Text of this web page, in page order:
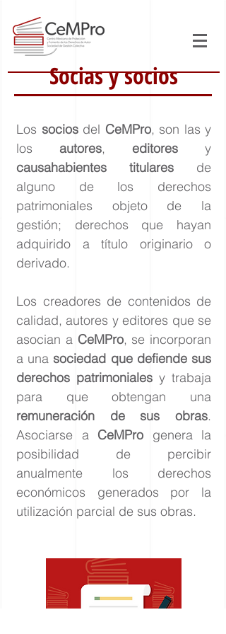
Socias y socios
Los sociosdel CeMPro, son las y
los autores, editores y
causahabientes titulares de
alguno de los derechos
patrimoniales objeto de la
gestión; derechos que hayan
adquirido a título originario o
derivado.
Los creadores de contenidos de
calidad, autores y editores que se
asocian a CeMPro, se incorporan
a una sociedad que defiende sus
derechos patrimoniales y trabaja
para que obtengan una
remuneración de sus obras.
Asociarse a CeMPro genera la
posibilidad de percibir
anualmente los derechos
económicos generados por la
utilización parcial de sus obras.